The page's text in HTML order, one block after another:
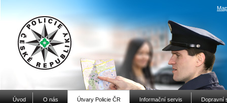
Úvod O nás Útvary Policie ČR Informační servis Dopravní